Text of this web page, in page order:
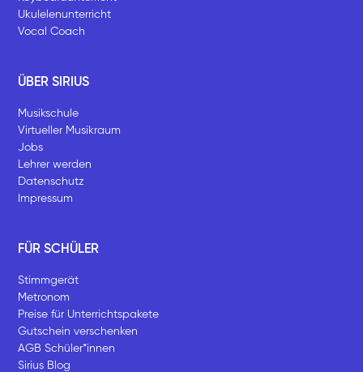
Ukulelenunterricht
Vocal Coach
ÜBER SIRIUS
Musikschule
Virtueller Musikraum
Jobs
Lehrer werden
Datenschutz
Impressum
FÜR SCHÜLER
Stimmgerät
Metronom
Preise für Unterrichtspakete
Gutschein verschenken
AGB Schüler*innen
Sirius Blog